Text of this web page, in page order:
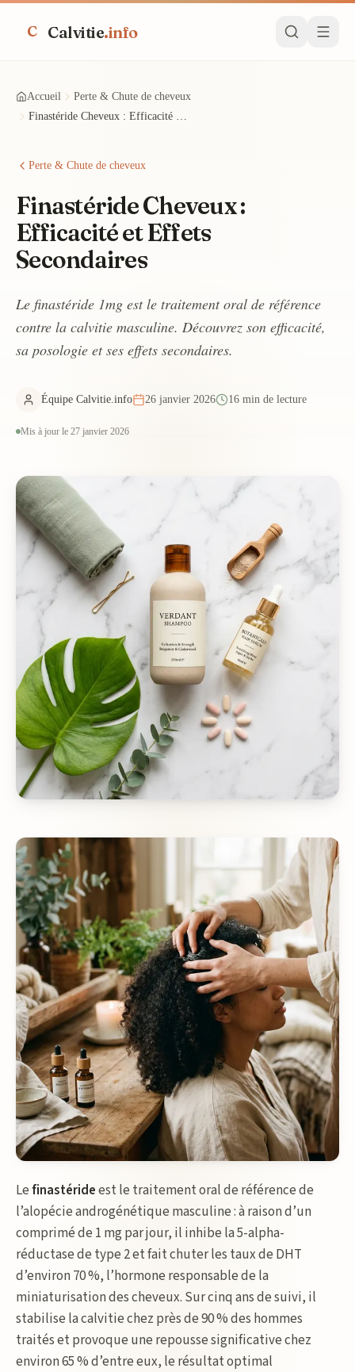
C Calvitie.info
Accueil
Perte & Chute de cheveux
Finastéride Cheveux : Efficacité et Effets Secondaires
Perte & Chute de cheveux
Finastéride Cheveux :
Efficacité et Effets
Secondaires
Le finastéride 1mg est le traitement oral de référence
contre la calvitie masculine. Découvrez son efficacité,
sa posologie et ses effets secondaires.
Équipe Calvitie.info 26 janvier 2026 16 min de lecture
Mis à jour le 27 janvier 2026
Lefinastérideest le traitement oral de référence de
l’alopécie androgénétique masculine : à raison d’un
comprimé de 1 mg par jour, il inhibe la 5-alpha-
réductase de type 2 et fait chuter les taux de DHT
d’environ 70 %, l’hormone responsable de la
miniaturisation des cheveux. Sur cinq ans de suivi, il
stabilise la calvitie chez près de 90 % des hommes
traités et provoque une repousse significative chez
environ 65 % d’entre eux, le résultat optimal